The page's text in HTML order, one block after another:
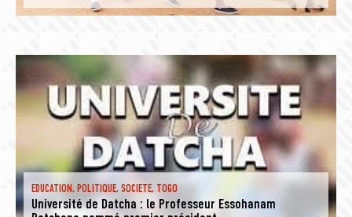
EDUCATION, POLITIQUE,SOCIETE, TOGO
Université de Datcha : le Professeur Essohanam